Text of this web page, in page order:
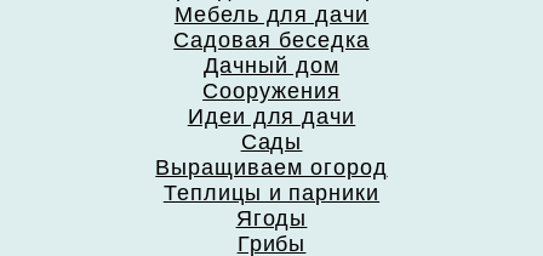
Мебель для дачи
Садовая беседка
Дачный дом
Сооружения
Идеи для дачи
Сады
Выращиваем огород
Теплицы и парники
Ягоды
Грибы